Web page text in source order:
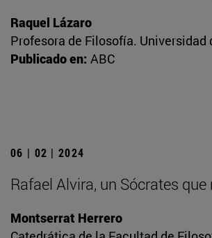
Raquel Lázaro
Profesora de Filosofía. Universidad
Publicado en: ABC
06 | 02 | 2024
Rafael Alvira, un Sócrates que
Montserrat Herrero